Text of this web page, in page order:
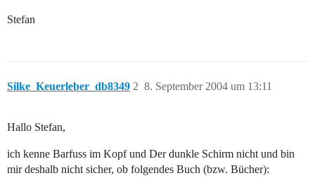
Stefan
Silke_Keuerleber_db8349 8. September 2004 um 13:11
2
Hallo Stefan,
ich kenne Barfuss im Kopf und Der dunkle Schirm nicht und bin
mir deshalb nicht sicher, ob folgendes Buch (bzw. Bücher):